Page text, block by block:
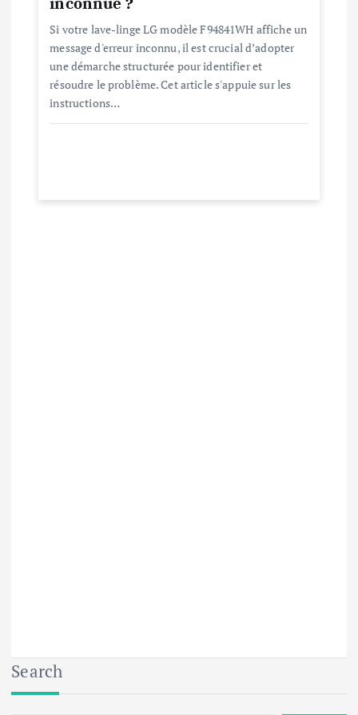
Si votre lave-linge LG modèle F94841WH affiche un
message d'erreur inconnu, il est crucial d’adopter
une démarche structurée pour identifier et
résoudre le problème. Cet article s'appuie sur les
instructions…
Search